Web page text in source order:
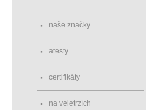
naše značky
atesty
certifikáty
na veletrzích